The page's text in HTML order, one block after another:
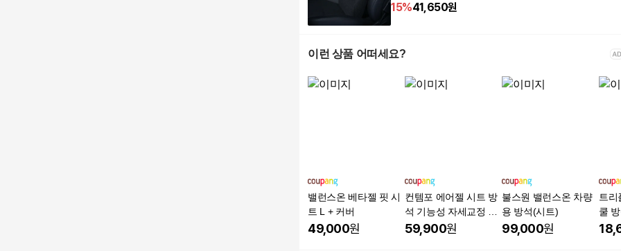
15%41,650원
이런 상품 어떠세요?
밸런스온 베타젤 핏 시
트 L + 커버
49,000원
컨템포 에어젤 시트 방
석 기능성 자세교정 사
무실 수험생용, 그레이
59,900원
불스원 밸런스온 차량
용 방석(시트)
99,000원
트리
쿨
링,